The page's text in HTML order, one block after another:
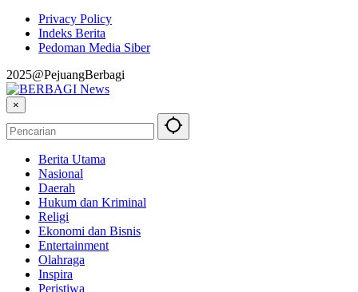
Privacy Policy
Indeks Berita
Pedoman Media Siber
2025@PejuangBerbagi
×
Berita Utama
Nasional
Daerah
Hukum dan Kriminal
Religi
Ekonomi dan Bisnis
Entertainment
Olahraga
Inspira
Peristiwa